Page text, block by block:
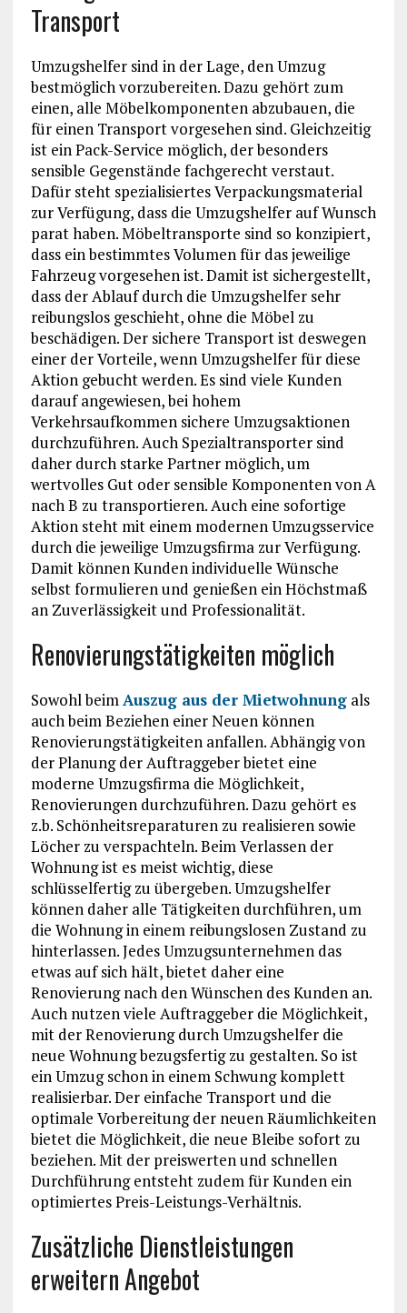
Transport
Umzugshelfer sind in der Lage, den Umzug
bestmöglich vorzubereiten. Dazu gehört zum
einen, alle Möbelkomponenten abzubauen, die
für einen Transport vorgesehen sind. Gleichzeitig
ist ein Pack-Service möglich, der besonders
sensible Gegenstände fachgerecht verstaut.
Dafür steht spezialisiertes Verpackungsmaterial
zur Verfügung, dass die Umzugshelfer auf Wunsch
parat haben. Möbeltransporte sind so konzipiert,
dass ein bestimmtes Volumen für das jeweilige
Fahrzeug vorgesehen ist. Damit ist sichergestellt,
dass der Ablauf durch die Umzugshelfer sehr
reibungslos geschieht, ohne die Möbel zu
beschädigen. Der sichere Transport ist deswegen
einer der Vorteile, wenn Umzugshelfer für diese
Aktion gebucht werden. Es sind viele Kunden
darauf angewiesen, bei hohem
Verkehrsaufkommen sichere Umzugsaktionen
durchzuführen. Auch Spezialtransporter sind
daher durch starke Partner möglich, um
wertvolles Gut oder sensible Komponenten von A
nach B zu transportieren. Auch eine sofortige
Aktion steht mit einem modernen Umzugsservice
durch die jeweilige Umzugsfirma zur Verfügung.
Damit können Kunden individuelle Wünsche
selbst formulieren und genießen ein Höchstmaß
an Zuverlässigkeit und Professionalität.
Renovierungstätigkeiten möglich
Sowohl beimAuszug aus der Mietwohnungals
auch beim Beziehen einer Neuen können
Renovierungstätigkeiten anfallen. Abhängig von
der Planung der Auftraggeber bietet eine
moderne Umzugsfirma die Möglichkeit,
Renovierungen durchzuführen. Dazu gehört es
z.b. Schönheitsreparaturen zu realisieren sowie
Löcher zu verspachteln. Beim Verlassen der
Wohnung ist es meist wichtig, diese
schlüsselfertig zu übergeben. Umzugshelfer
können daher alle Tätigkeiten durchführen, um
die Wohnung in einem reibungslosen Zustand zu
hinterlassen. Jedes Umzugsunternehmen das
etwas auf sich hält, bietet daher eine
Renovierung nach den Wünschen des Kunden an.
Auch nutzen viele Auftraggeber die Möglichkeit,
mit der Renovierung durch Umzugshelfer die
neue Wohnung bezugsfertig zu gestalten. So ist
ein Umzug schon in einem Schwung komplett
realisierbar. Der einfache Transport und die
optimale Vorbereitung der neuen Räumlichkeiten
bietet die Möglichkeit, die neue Bleibe sofort zu
beziehen. Mit der preiswerten und schnellen
Durchführung entsteht zudem für Kunden ein
optimiertes Preis-Leistungs-Verhältnis.
Zusätzliche Dienstleistungen
erweitern Angebot